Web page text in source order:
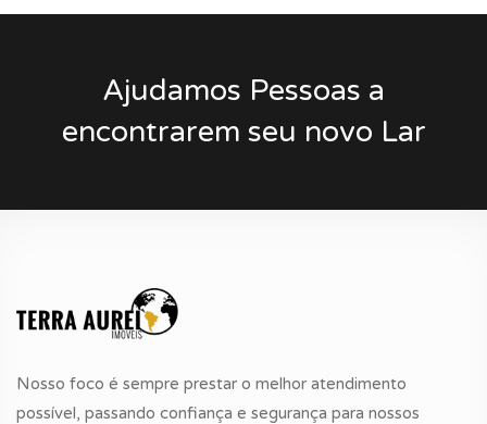
Ajudamos Pessoas a
encontrarem seu novo Lar
Nosso foco é sempre prestar o melhor atendimento
possível, passando confiança e segurança para nossos